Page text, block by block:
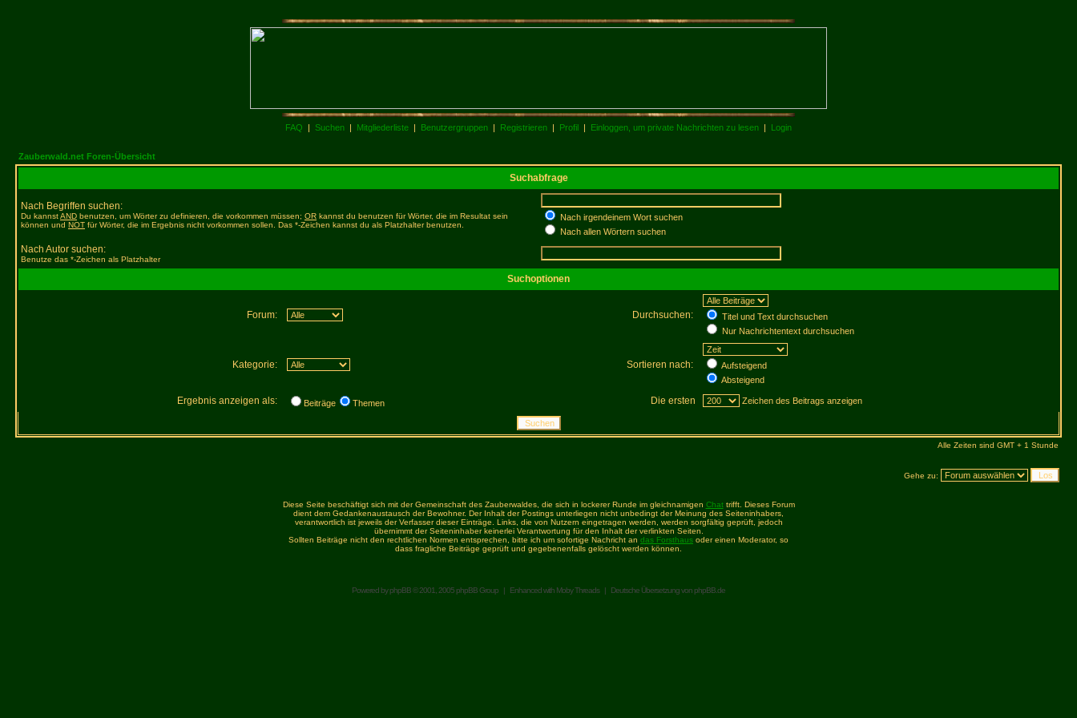
FAQ | Suchen | Mitgliederliste | Benutzergruppen | Registrieren | Profil | Einloggen, um private Nachrichten zu lesen | Login
Zauberwald.net Foren-Übersicht
Suchabfrage
Nach Begriffen suchen:
Du kannstAND benutzen, um Wörter zu definieren, die vorkommen müssen; OR kannst du benutzen für Wörter, die im Resultat sein
können und NOT für Wörter, die im Ergebnis nicht vorkommen sollen. Das *-Zeichen kannst du als Platzhalter benutzen.
Nach irgendeinem Wort suchen
Nach allen Wörtern suchen
Nach Autor suchen:
Benutze das *-Zeichen als Platzhalter
Suchoptionen
Forum: Durchsuchen:
Titel und Text durchsuchen
Nur Nachrichtentext durchsuchen
Kategorie: Sortieren nach:
Aufsteigend
Absteigend
Ergebnis anzeigen als: Beiträge Themen Die ersten Zeichen des Beitrags anzeigen
Alle Zeiten sind GMT + 1 Stunde
Gehe zu:
Diese Seite beschäftigt sich mit der Gemeinschaft des Zauberwaldes, die sich in lockerer Runde im gleichnamigen Chattrifft. Dieses Forum
dient dem Gedankenaustausch der Bewohner. Der Inhalt der Postings unterliegen nicht unbedingt der Meinung des Seiteninhabers,
verantwortlich ist jeweils der Verfasser dieser Einträge. Links, die von Nutzern eingetragen werden, werden sorgfältig geprüft, jedoch
übernimmt der Seiteninhaber keinerlei Verantwortung für den Inhalt der verlinkten Seiten.
Sollten Beiträge nicht den rechtlichen Normen entsprechen, bitte ich um sofortige Nachricht an das Forsthaus oder einen Moderator, so
dass fragliche Beiträge geprüft und gegebenenfalls gelöscht werden können.
Powered byphpBB© 2001, 2005 phpBB Group | Enhanced with Moby Threads| Deutsche Übersetzung von phpBB.de